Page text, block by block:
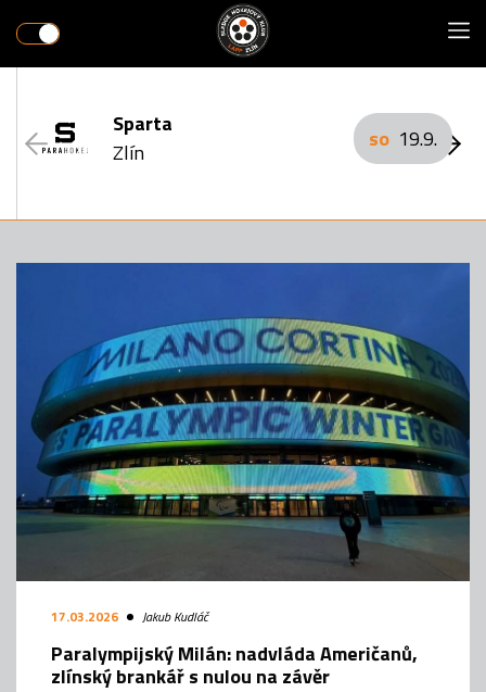
Sparta
Zlín
so 19.9.
17.03.2026 Jakub Kudláč
Paralympijský Milán: nadvláda Američanů,
zlínský brankář s nulou na závěr